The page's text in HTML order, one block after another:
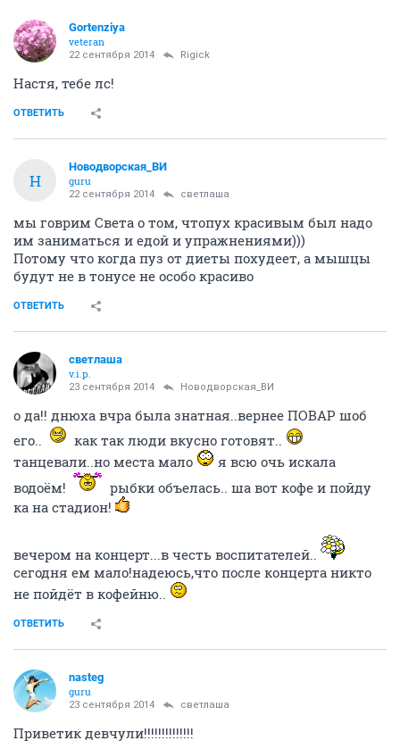
Gortenziya
veteran
22 сентября 2014 Rigick
Настя, тебе лс!
ОТВЕТИТЬ
Н
Новодворcкая_ВИ
guru
22 сентября 2014 светлаша
мы говрим Света о том, чтопух красивым был надо
им заниматься и едой и упражнениями)))
Потому что когда пуз от диеты похудеет, а мышцы
будут не в тонусе не особо красиво
ОТВЕТИТЬ
светлаша
v.i.p.
23 сентября 2014 Новодворcкая_ВИ
о да!! днюха вчра была знатная..вернее ПОВАР шоб
его..
как так люди вкусно готовят..
танцевали..но места мало
я всю очь искала
водоём!
рыбки объелась.. ша вот кофе и пойду
ка на стадион!
вечером на концерт...в честь воспитателей..
сегодня ем мало!надеюсь,что после концерта никто
не пойдёт в кофейню..
ОТВЕТИТЬ
nasteg
guru
23 сентября 2014 светлаша
Приветик девчули!!!!!!!!!!!!!!